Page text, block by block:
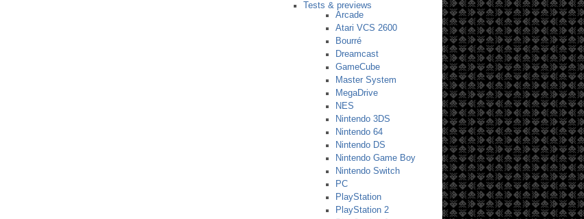
Tests & previews
Arcade
Atari VCS 2600
Bourré
Dreamcast
GameCube
Master System
MegaDrive
NES
Nintendo 3DS
Nintendo 64
Nintendo DS
Nintendo Game Boy
Nintendo Switch
PC
PlayStation
PlayStation 2